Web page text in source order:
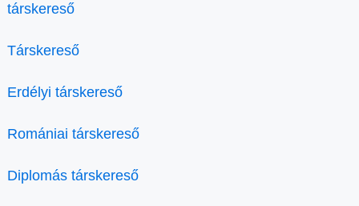
társkereső
Társkereső
Erdélyi társkereső
Romániai társkereső
Diplomás társkereső